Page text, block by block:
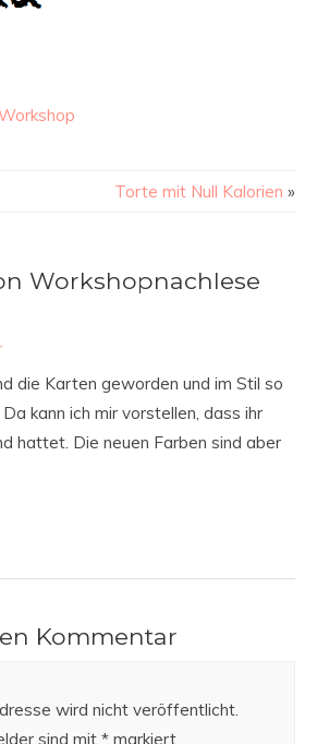
Torte mit Null Kalorien »
Workshopnachlese
die Karten geworden und im Stil so
kann ich mir vorstellen, dass ihr
hattet. Die neuen Farben sind aber
Kommentar
wird nicht veröffentlicht.
sind mit * markiert